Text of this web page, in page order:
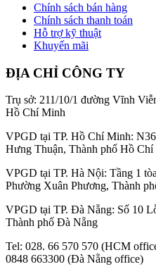
Chính sách bán hàng
Chính sách thanh toán
Hỗ trợ kỹ thuật
Khuyến mãi
ĐỊA CHỈ CÔNG TY
Trụ sở: 211/10/1 đường Vĩnh
Hồ Chí Minh
VPGD tại TP. Hồ Chí Minh:
Hưng Thuận, Thành phố Hồ Chí
VPGD tại TP. Hà Nội: Tầng 1
Phường Xuân Phương, Thành
VPGD tại TP. Đà Nẵng: Số 10
Thành phố Đà Nẵng
Tel: 028. 66 570 570 (HCM
0848 663300 (Đà Nẵng office)